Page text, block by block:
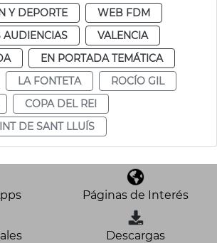
Y DEPORTE
WEB FDM
AUDIENCIAS
VALENCIA
EN PORTADA TEMÁTICA
LA FONTETA
ROCÍO GIL
COPA DEL REI
DE SANT LLUÍS
Páginas de Interés
Descargas